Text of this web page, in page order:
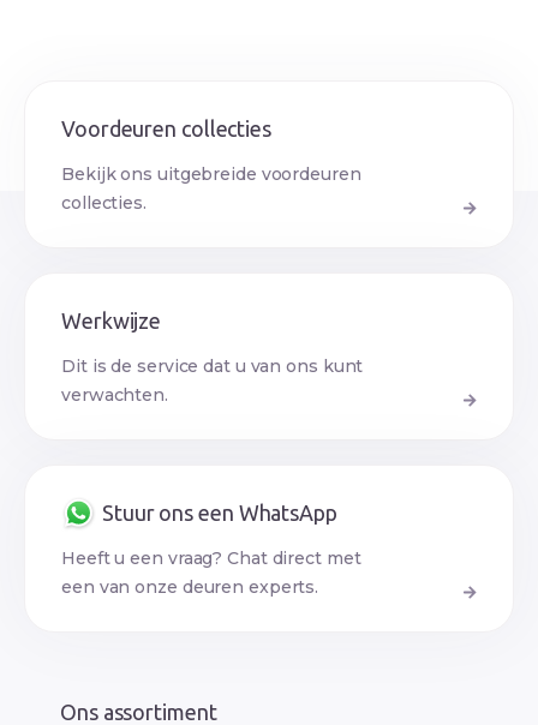
Voordeuren collecties
Bekijk ons uitgebreide voordeuren
collecties.
Werkwijze
Dit is de service dat u van ons kunt
verwachten.
Stuur ons een WhatsApp
Heeft u een vraag? Chat direct met
een van onze deuren experts.
Ons assortiment